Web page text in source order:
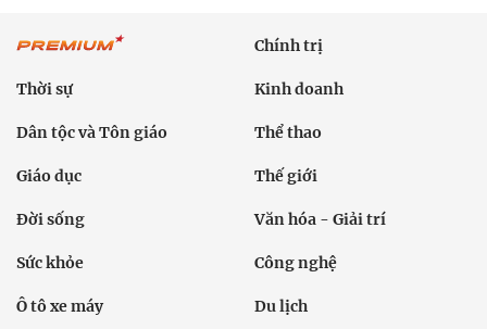
Chính trị
Thời sự Kinh doanh
Dân tộc và Tôn giáo Thể thao
Giáo dục Thế giới
Đời sống Văn hóa - Giải trí
Sức khỏe Công nghệ
Ô tô xe máy Du lịch